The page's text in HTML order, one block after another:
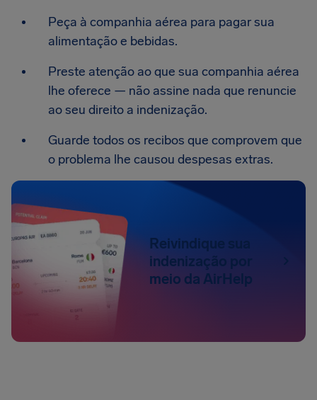
Peça à companhia aérea para pagar sua
alimentação e bebidas.
Preste atenção ao que sua companhia aérea
lhe oferece — não assine nada que renuncie
ao seu direito a indenização.
Guarde todos os recibos que comprovem que
o problema lhe causou despesas extras.
Reivindique sua
indenização por
meio da AirHelp